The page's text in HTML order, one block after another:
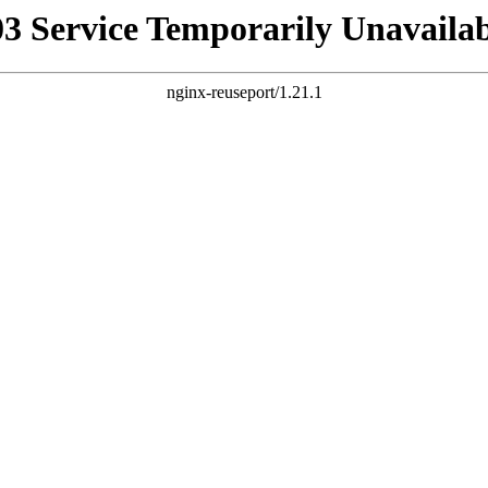
Service Temporarily
nginx-reuseport/1.21.1